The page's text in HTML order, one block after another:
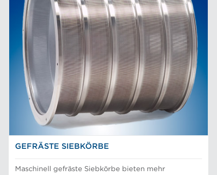
GEFRÄSTE SIEBKÖRBE
Maschinell gefräste Siebkörbe bieten mehr